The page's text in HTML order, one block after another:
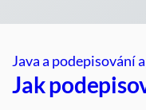
Java a podepisování
Jak